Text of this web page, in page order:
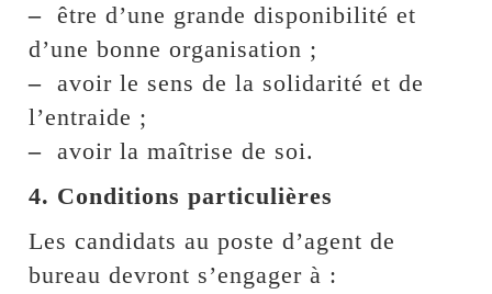
– être d’une grande disponibilité et
d’une bonne organisation ;
– avoir le sens de la solidarité et de
l’entraide ;
– avoir la maîtrise de soi.
4. Conditions particulières
Les candidats au poste d’agent de
bureau devront s’engager à :